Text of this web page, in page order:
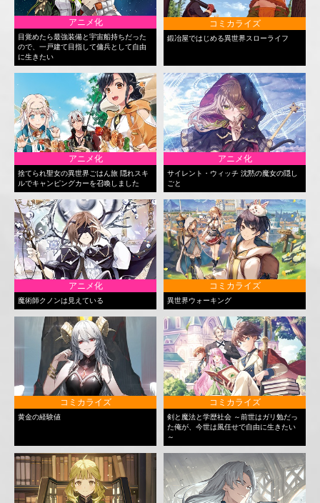
アニメ化
目覚めたら最強装備と宇宙船持ちだった
ので、一戸建て目指して傭兵として自由
に生きたい
コミカライズ
鍛冶屋ではじめる異世界スローライフ
アニメ化
捨てられ聖女の異世界ごはん旅 隠れスキ
ルでキャンピングカーを召喚しました
アニメ化
サイレント・ウィッチ 沈黙の魔女の隠し
ごと
アニメ化
魔術師クノンは見えている
コミカライズ
異世界ウォーキング
コミカライズ
黄金の経験値
コミカライズ
剣と魔法と学歴社会 ～前世はガリ勉だっ
た俺が、今世は風任せで自由に生きたい
～